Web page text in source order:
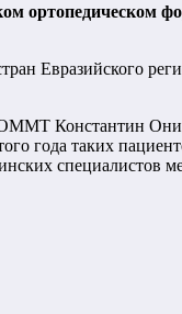
ортопедическом
Евразийского
АОММТ Константин
года таких
специалистов